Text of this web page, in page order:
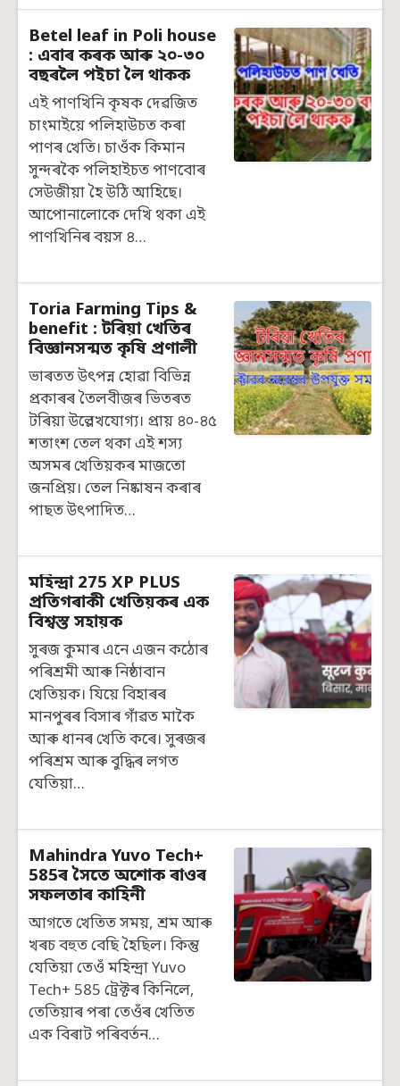
Betel leaf in Poli house
: এবাৰ কৰক আৰু ২০-৩০
বছৰলৈ পইচা লৈ থাকক
এই পাণখিনি কৃষক দেৱজিত
চাংমাইয়ে পলিহাউচত কৰা
পাণৰ খেতি। চাওঁক কিমান
সুন্দৰকৈ পলিহাইচত পাণবোৰ
সেউজীয়া হৈ উঠি আহিছে।
আপোনালোকে দেখি থকা এই
পাণখিনিৰ বয়স ৪…
Toria Farming Tips &
benefit : টৰিয়া খেতিৰ
বিজ্ঞানসন্মত কৃষি প্ৰণালী
ভাৰতত উৎপন্ন হোৱা বিভিন্ন
প্ৰকাৰৰ তৈলবীজৰ ভিতৰত
টৰিয়া উল্লেখযোগ্য। প্রায় ৪০-৪৫
শতাংশ তেল থকা এই শস্য
অসমৰ খেতিয়কৰ মাজতো
জনপ্রিয়। তেল নিষ্কাষন কৰাৰ
পাছত উৎপাদিত…
মহিন্দ্ৰা 275 XP PLUS
প্ৰতিগৰাকী খেতিয়কৰ এক
বিশ্বস্ত সহায়ক
সুৰজ কুমাৰ এনে এজন কঠোৰ
পৰিশ্ৰমী আৰু নিষ্ঠাবান
খেতিয়ক। যিয়ে বিহাৰৰ
মানপুৰৰ বিসাৰ গাঁৱত মাকৈ
আৰু ধানৰ খেতি কৰে। সুৰজৰ
পৰিশ্ৰম আৰু বুদ্ধিৰ লগত
যেতিয়া…
Mahindra Yuvo Tech+
585ৰ সৈতে অশোক ৰাওৰ
সফলতাৰ কাহিনী
আগতে খেতিত সময়, শ্ৰম আৰু
খৰচ বহুত বেছি হৈছিল। কিন্তু
যেতিয়া তেওঁ মহিন্দ্ৰা Yuvo
Tech+ 585 ট্ৰেক্টৰ কিনিলে,
তেতিয়াৰ পৰা তেওঁৰ খেতিত
এক বিৰাট পৰিবৰ্তন…